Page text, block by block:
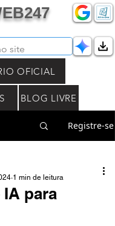
OFICIAL
BLOG LIVRE
Registre-se
para
1 min de leitura